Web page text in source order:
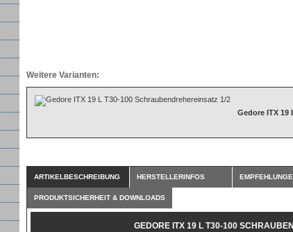
Weitere Varianten:
Gedore ITX 19
ARTIKELBESCHREIBUNG HERSTELLERINFOS
PRODUKTSICHERHEIT & DOWNLOADS
GEDORE ITX 19 L T30-100